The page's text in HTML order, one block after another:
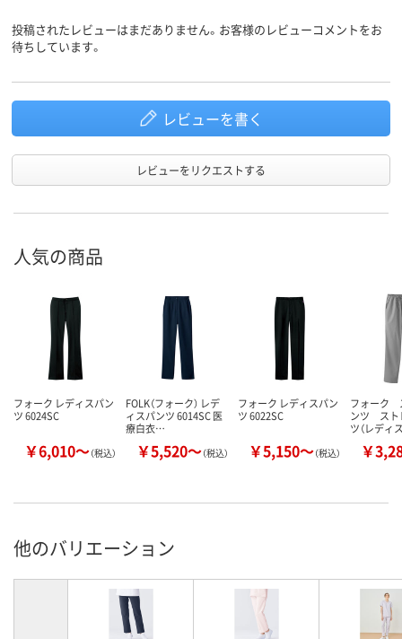
投稿されたレビューはまだありません。お客様のレビューコメントをお
待ちしています。
レビューを書く
レビューをリクエストする
人気の商品
フォーク レディスパン
ツ 6024SC
￥6,010～（税込）
FOLK（フォーク） レデ
ィスパンツ 6014SC 医
療白衣…
￥5,520～（税込）
フォーク レディスパン
ツ 6022SC
￥5,150～（税込）
フォーク
ンツ スト
ツ（レデ
￥
他のバリエーション